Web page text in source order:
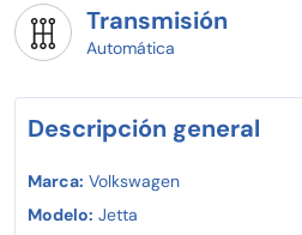
Transmisión
Automática
Descripción general
Marca: Volkswagen
Modelo: Jetta